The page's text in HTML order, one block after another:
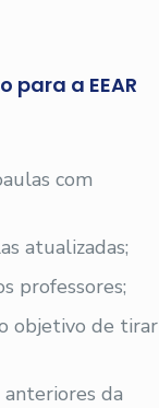
para a EEAR
com
atualizadas;
professores;
objetivo de tirar
anteriores da